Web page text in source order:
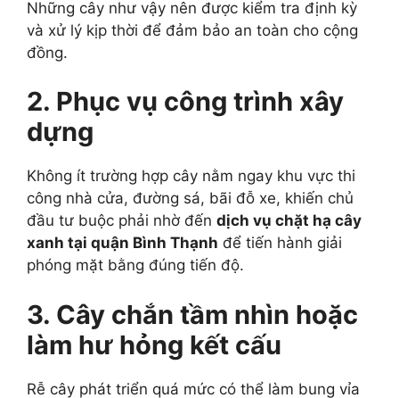
Những cây như vậy nên được kiểm tra định kỳ
và xử lý kịp thời để đảm bảo an toàn cho cộng
đồng.
2. Phục vụ công trình xây
dựng
Không ít trường hợp cây nằm ngay khu vực thi
công nhà cửa, đường sá, bãi đỗ xe, khiến chủ
đầu tư buộc phải nhờ đến dịch vụ chặt hạ cây
xanh tại quận Bình Thạnh để tiến hành giải
phóng mặt bằng đúng tiến độ.
3. Cây chắn tầm nhìn hoặc
làm hư hỏng kết cấu
Rễ cây phát triển quá mức có thể làm bung vỉa